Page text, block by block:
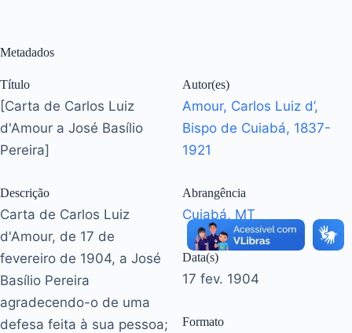
Metadados
Título
[Carta de Carlos Luiz
d'Amour a José Basílio
Pereira]
Descrição
Carta de Carlos Luiz
d'Amour, de 17 de
fevereiro de 1904, a José
Basílio Pereira
agradecendo-o de uma
defesa feita à sua pessoa;
Autor(es)
Amour, Carlos Luiz d’,
Bispo de Cuiabá, 1837-
1921
Abrangência
Cuiabá, MT
Data(s)
17 fev. 1904
Formato